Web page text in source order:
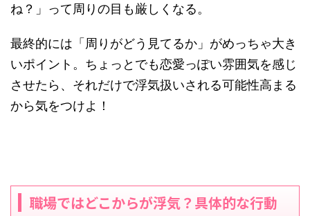
ね？」って周りの目も厳しくなる。
最終的には「周りがどう見てるか」がめっちゃ大き
いポイント。ちょっとでも恋愛っぽい雰囲気を感じ
させたら、それだけで浮気扱いされる可能性高まる
から気をつけよ！
職場ではどこからが浮気？具体的な行動